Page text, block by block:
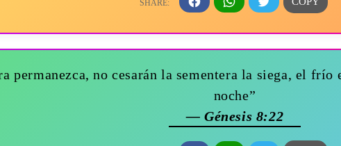
permanezca, no cesarán la sementera la siega, el
noche”
— Génesis 8:22